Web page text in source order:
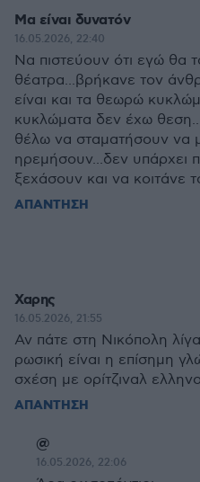
Μα είναι δυνατόν
16.05.2026, 22:40
Να πιστεύουν ότι εγώ θα
θέατρα...βρήκανε τον
είναι και τα θεωρώ
κυκλώματα δεν έχω
θέλω να σταματήσουν να
ηρεμήσουν...δεν υπάρχει
ξεχάσουν και να κοιτάνε
ΑΠΑΝΤΗΣΗ
Χαρης
16.05.2026, 21:55
Αν πάτε στη Νικόπολη
ρωσική είναι η επίσημη
σχέση με ορίτζιναλ
ΑΠΑΝΤΗΣΗ
@
16.05.2026, 22:06